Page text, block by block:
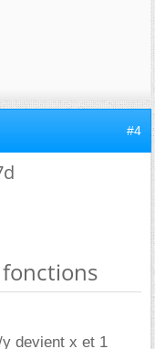
#4
fonctions
devient x et 1